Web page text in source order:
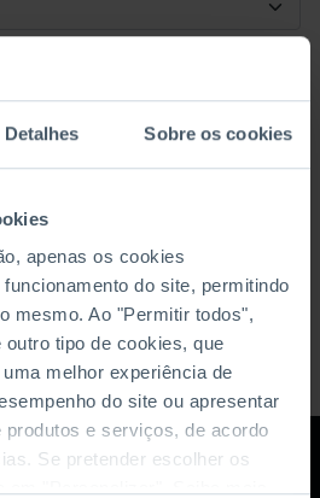
Detalhes Sobre os cookies
apenas os cookies
do site, permitindo
mesmo. Ao "Permitir todos",
tipo de cookies, que
melhor experiência de
do site ou apresentar
e serviços, de acordo
Se pretender escolher os